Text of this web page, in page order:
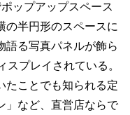
ップアップスペース
の半円形のスペースに
語る写真パネルが飾ら
プレイされている。
たことでも知られる定
」など、直営店ならで